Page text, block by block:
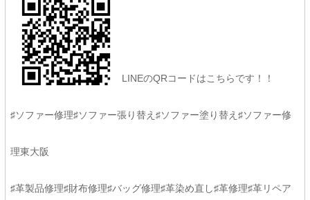
LINEのQRコードはこちらです！！
♯ソファー修理♯ソファー張り替え♯ソファー塗り替え♯ソファー修
理東大阪
♯革製品修理♯財布修理♯バッグ修理♯革染め直し♯革修理♯革リペア